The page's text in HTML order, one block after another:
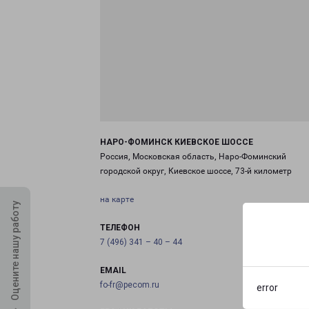
error
Оцените нашу работу
НАРО-ФОМИНСК КИЕВСКОЕ ШОССЕ
Россия, Московская область, Наро-Фоминский
городской округ, Киевское шоссе, 73-й километр
на карте
ТЕЛЕФОН
7 (496) 341 – 40 – 44
EMAIL
fo-fr@pecom.ru